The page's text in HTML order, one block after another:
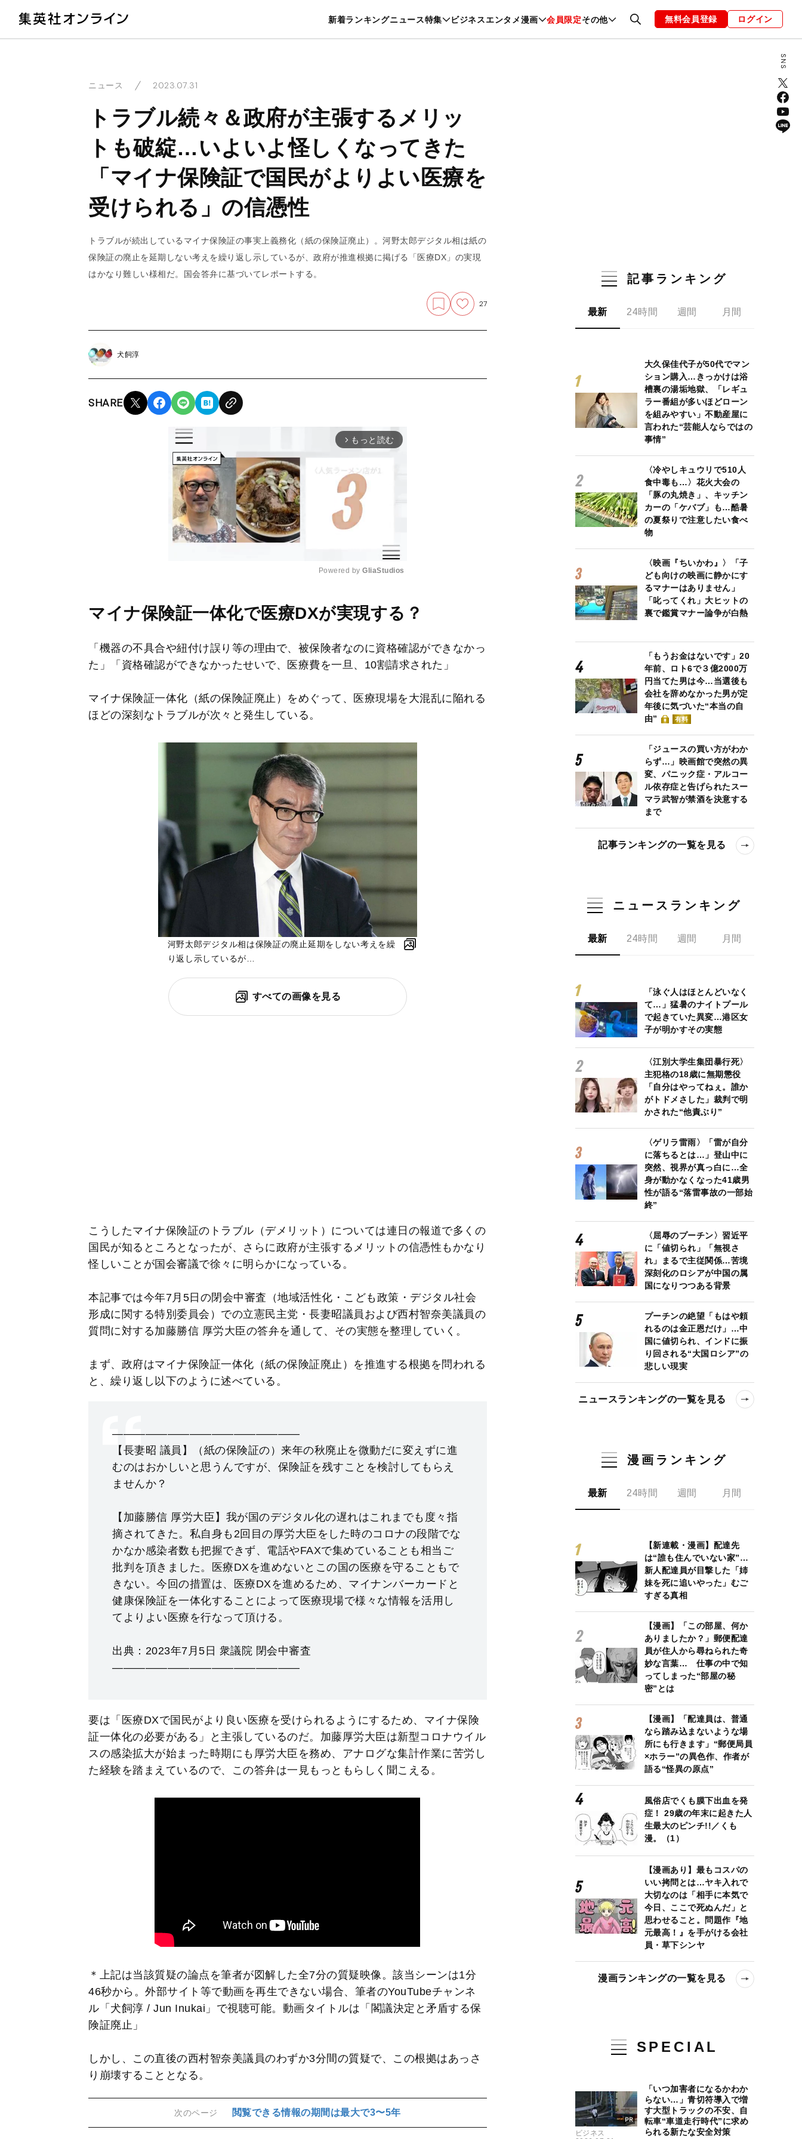
新着ランキングニュース特集 ビジネスエンタメ漫画 会員限定その他
暮らし スポーツ ヘルスケア 美容 グルメ ファッション 恋愛・結婚 編集部 お知らせ
無料会員登録 ログイン
ニュース 2023.07.31
トラブル続々＆政府が主張するメリッ
トも破綻…いよいよ怪しくなってきた
「マイナ保険証で国民がよりよい医療を
受けられる」の信憑性
トラブルが続出しているマイナ保険証の事実上義務化（紙の保険証廃止）。河野太郎デジタル相は紙の
保険証の廃止を延期しない考えを繰り返し示しているが、政府が推進根拠に掲げる「医療DX」の実現
はかなり難しい様相だ。国会答弁に基づいてレポートする。
27
犬飼淳
SHARE
arrow_forward_ios もっと読む
M
u
e
Powered by GliaStudios
マイナ保険証一体化で医療DXが実現する？
「機器の不具合や紐付け誤り等の理由で、被保険者なのに資格確認ができなかっ
た」「資格確認ができなかったせいで、医療費を一旦、10割請求された」
マイナ保険証一体化（紙の保険証廃止）をめぐって、医療現場を大混乱に陥れる
ほどの深刻なトラブルが次々と発生している。
河野太郎デジタル相は保険証の廃止延期をしない考えを繰
り返し示しているが…
すべての画像を見る
こうしたマイナ保険証のトラブル（デメリット）については連日の報道で多くの
国民が知るところとなったが、さらに政府が主張するメリットの信憑性もかなり
怪しいことが国会審議で徐々に明らかになっている。
本記事では今年7月5日の閉会中審査（地域活性化・こども政策・デジタル社会
形成に関する特別委員会）での立憲民主党・長妻昭議員および西村智奈美議員の
質問に対する加藤勝信 厚労大臣の答弁を通して、その実態を整理していく。
まず、政府はマイナ保険証一体化（紙の保険証廃止）を推進する根拠を問われる
と、繰り返し以下のように述べている。
—————————————————
【長妻昭 議員】（紙の保険証の）来年の秋廃止を微動だに変えずに進
むのはおかしいと思うんですが、保険証を残すことを検討してもらえ
ませんか？
【加藤勝信 厚労大臣】我が国のデジタル化の遅れはこれまでも度々指
摘されてきた。私自身も2回目の厚労大臣をした時のコロナの段階でな
かなか感染者数も把握できず、電話やFAXで集めていることも相当ご
批判を頂きました。医療DXを進めないとこの国の医療を守ることもで
きない。今回の措置は、医療DXを進めるため、マイナンバーカードと
健康保険証を一体化することによって医療現場で様々な情報を活用し
てよりよい医療を行なって頂ける。
出典：2023年7月5日 衆議院 閉会中審査
—————————————————
要は「医療DXで国民がより良い医療を受けられるようにするため、マイナ保険
証一体化の必要がある」と主張しているのだ。加藤厚労大臣は新型コロナウイル
スの感染拡大が始まった時期にも厚労大臣を務め、アナログな集計作業に苦労し
た経験を踏まえているので、この答弁は一見もっともらしく聞こえる。
＊上記は当該質疑の論点を筆者が図解した全7分の質疑映像。該当シーンは1分
46秒から。外部サイト等で動画を再生できない場合、筆者のYouTubeチャンネ
ル「犬飼淳 / Jun Inukai」で視聴可能。動画タイトルは「閣議決定と矛盾する保
険証廃止」
しかし、この直後の西村智奈美議員のわずか3分間の質疑で、この根拠はあっさ
り崩壊することとなる。
次のページ 閲覧できる情報の期間は最大で3〜5年
記事ランキング
最新 24時間 週間 月間
大久保佳代子が50代でマン
ション購入…きっかけは浴
槽裏の湯垢地獄、「レギュ
ラー番組が多いほどローン
を組みやすい」不動産屋に
言われた“芸能人ならではの
事情”
〈冷やしキュウリで510人
食中毒も…〉花火大会の
「豚の丸焼き」、キッチン
カーの「ケバブ」も…酷暑
の夏祭りで注意したい食べ
物
〈映画『ちいかわ』〉「子
ども向けの映画に静かにす
るマナーはありません」
「叱ってくれ」大ヒットの
裏で鑑賞マナー論争が白熱
「もうお金はないです」20
年前、ロト6で３億2000万
円当てた男は今…当選後も
会社を辞めなかった男が定
年後に気づいた“本当の自
由”
有料
「ジュースの買い方がわか
らず…」映画館で突然の異
変、パニック症・アルコー
ル依存症と告げられたスー
マラ武智が禁酒を決意する
まで
記事ランキングの一覧を見る
ニュースランキング
最新 24時間 週間 月間
「泳ぐ人はほとんどいなく
て…」猛暑のナイトプール
で起きていた異変…港区女
子が明かすその実態
〈江別大学生集団暴行死〉
主犯格の18歳に無期懲役
「自分はやってねぇ。誰か
がトドメさした」裁判で明
かされた“他責ぶり”
〈ゲリラ雷雨〉「雷が自分
に落ちるとは…」登山中に
突然、視界が真っ白に…全
身が動かなくなった41歳男
性が語る“落雷事故の一部始
終”
〈屈辱のプーチン〉習近平
に「値切られ」「無視さ
れ」まるで主従関係…苦境
深刻化のロシアが中国の属
国になりつつある背景
プーチンの絶望「もはや頼
れるのは金正恩だけ」…中
国に値切られ、インドに振
り回される“大国ロシア”の
悲しい現実
ニュースランキングの一覧を見る
漫画ランキング
最新 24時間 週間 月間
【新連載・漫画】配達先
は“誰も住んでいない家”…
新人配達員が目撃した「姉
妹を死に追いやった」むご
すぎる真相
【漫画】「この部屋、何か
ありましたか？」郵便配達
員が住人から尋ねられた奇
妙な言葉… 仕事の中で知
ってしまった“部屋の秘
密”とは
【漫画】「配達員は、普通
なら踏み込まないような場
所にも行きます」“郵便局員
×ホラー”の異色作、作者が
語る“怪異の原点”
風俗店でくも膜下出血を発
症！ 29歳の年末に起きた人
生最大のピンチ!!／くも
漫。（1）
【漫画あり】最もコスパの
いい拷問とは…ヤキ入れで
大切なのは「相手に本気で
今日、ここで死ぬんだ」と
思わせること。問題作『地
元最高！』を手がける会社
員・草下シンヤ
漫画ランキングの一覧を見る
SPECIAL
ビジネス
「いつ加害者になるかわか
らない…」青切符導入で増
す大型トラックの不安、自
転車“車道走行時代”に求め
られる新たな安全対策